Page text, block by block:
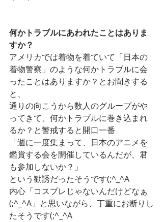
何かトラブルにあわれたことはありま
すか？
アメリカでは着物を着ていて「日本の
着物警察」のような何かトラブルに会
ったことはありますか？とお聞きする
と、
通りの向こうから数人のグループがや
ってきて、何かトラブルに巻き込まれ
るか？と警戒すると開口一番
「週に一度集まって、日本のアニメを
鑑賞する会を開催しているんだが、君
も参加しないか？」
という勧誘だったそうです(;^_^A
内心「コスプレじゃないんだけどなぁ
(;^_^A」と思いながら、丁重にお断りし
たそうです(;^_^A